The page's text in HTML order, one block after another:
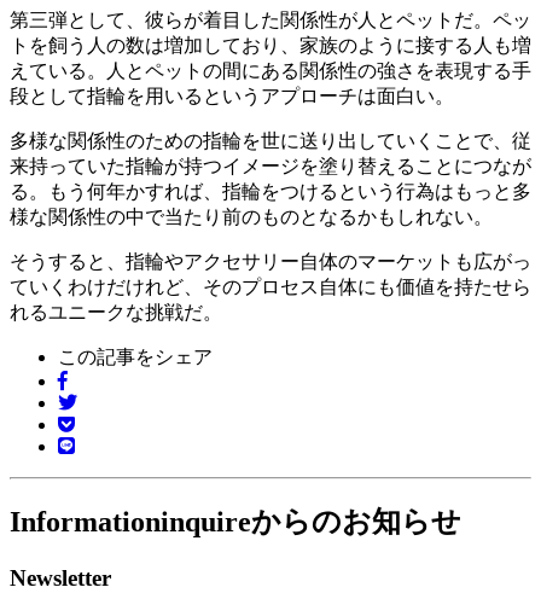
第三弾として、彼らが着目した関係性が人とペットだ。ペッ
トを飼う人の数は増加しており、家族のように接する人も増
えている。人とペットの間にある関係性の強さを表現する手
段として指輪を用いるというアプローチは面白い。
多様な関係性のための指輪を世に送り出していくことで、従
来持っていた指輪が持つイメージを塗り替えることにつなが
る。もう何年かすれば、指輪をつけるという行為はもっと多
様な関係性の中で当たり前のものとなるかもしれない。
そうすると、指輪やアクセサリー自体のマーケットも広がっ
ていくわけだけれど、そのプロセス自体にも価値を持たせら
れるユニークな挑戦だ。
この記事をシェア
Informationinquireからのお知らせ
Newsletter